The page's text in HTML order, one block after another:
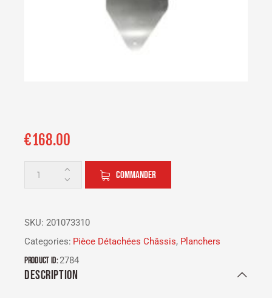
€168.00
COMMANDER
SKU: 201073310
Categories: Pièce Détachées Châssis, Planchers
Product ID:2784
DESCRIPTION